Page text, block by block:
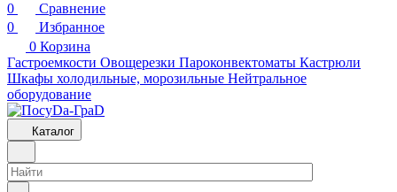
0
Сравнение
0
Избранное
0 Корзина
Гастроемкости Овощерезки Пароконвектоматы Кастрюли
Шкафы холодильные, морозильные Нейтральное
оборудование
Каталог